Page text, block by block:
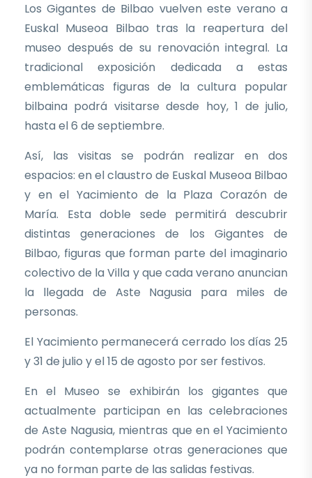
Los Gigantes de Bilbao vuelven este verano a
Euskal Museoa Bilbao tras la reapertura del
museo después de su renovación integral. La
tradicional exposición dedicada a estas
emblemáticas figuras de la cultura popular
bilbaina podrá visitarse desde hoy, 1 de julio,
hasta el 6 de septiembre.
Así, las visitas se podrán realizar en dos
espacios: en el claustro de Euskal Museoa Bilbao
y en el Yacimiento de la Plaza Corazón de
María. Esta doble sede permitirá descubrir
distintas generaciones de los Gigantes de
Bilbao, figuras que forman parte del imaginario
colectivo de la Villa y que cada verano anuncian
la llegada de Aste Nagusia para miles de
personas.
El Yacimiento permanecerá cerrado los días 25
y 31 de julio y el 15 de agosto por ser festivos.
En el Museo se exhibirán los gigantes que
actualmente participan en las celebraciones
de Aste Nagusia, mientras que en el Yacimiento
podrán contemplarse otras generaciones que
ya no forman parte de las salidas festivas.